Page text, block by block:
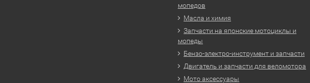
мопедов
Масла и химия
Запчасти на японские мотоциклы и
мопеды
Бензо-электро-инструмент и запчасти
Двигатель и запчасти для веломотора
Мото аксессуары